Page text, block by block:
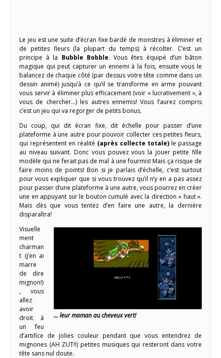
Le jeu est une suite d’écran fixe bardé de monstres à éliminer et
de petites fleurs (la plupart du temps) à récolter. C’est un
principe à la Bubble Bobble. Vous êtes équipé d’un bâton
magique qui peut capturer un ennemi à la fois, ensuite vous le
balancez de chaque côté (par dessus votre tête comme dans un
dessin animé) jusqu’à ce qu’il se transforme en arme pouvant
vous servir à éliminer plus efficacement (voir « lucrativement », à
vous de chercher…) les autres ennemis! Vous l’aurez compris
c’est un jeu qui va regorger de petits bonus.
Du coup, qui dit écran fixe, dit échelle pour passer d’une
plateforme à une autre pour pouvoir collecter ces petites fleurs,
qui représentent en réalité (après collecte totale) le passage
au niveau suivant. Donc vous pouvez vous la jouer petite fille
modèle qui ne ferait pas de mal à une fourmis! Mais ça risque de
faire moins de points! Bon si je parlais d’échelle, c’est surtout
pour vous expliquer que si vous trouvez qu’il n’y en a pas assez
pour passer d’une plateforme à une autre, vous pourrez en créer
une en appuyant sur le bouton cumulé avec la direction « haut ».
Mais dès que vous tentez d’en faire une autre, la dernière
disparaîtra!
… leur maman au cheveux vert!
Visuelle
ment
charman
t (j’en ai
marre
de dire
mignon!)
, vous
allez
avoir
droit à
un feu
d’artifice de jolies couleur pendant que vous entendrez de
mignones (AH ZUT!!) petites musiques qui resteront dans votre
tête sans nul doute.